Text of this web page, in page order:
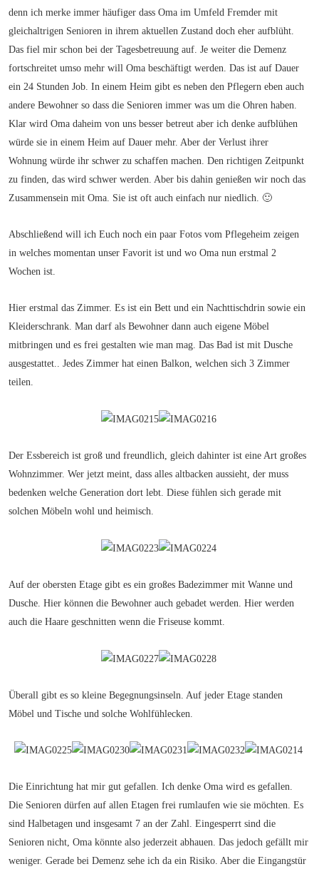
denn ich merke immer häufiger dass Oma im Umfeld Fremder mit
gleichaltrigen Senioren in ihrem aktuellen Zustand doch eher aufblüht.
Das fiel mir schon bei der Tagesbetreuung auf. Je weiter die Demenz
fortschreitet umso mehr will Oma beschäftigt werden. Das ist auf Dauer
ein 24 Stunden Job. In einem Heim gibt es neben den Pflegern eben auch
andere Bewohner so dass die Senioren immer was um die Ohren haben.
Klar wird Oma daheim von uns besser betreut aber ich denke aufblühen
würde sie in einem Heim auf Dauer mehr. Aber der Verlust ihrer
Wohnung würde ihr schwer zu schaffen machen. Den richtigen Zeitpunkt
zu finden, das wird schwer werden. Aber bis dahin genießen wir noch das
Zusammensein mit Oma. Sie ist oft auch einfach nur niedlich. 🙂
Abschließend will ich Euch noch ein paar Fotos vom Pflegeheim zeigen
in welches momentan unser Favorit ist und wo Oma nun erstmal 2
Wochen ist.
Hier erstmal das Zimmer. Es ist ein Bett und ein Nachttischdrin sowie ein
Kleiderschrank. Man darf als Bewohner dann auch eigene Möbel
mitbringen und es frei gestalten wie man mag. Das Bad ist mit Dusche
ausgestattet.. Jedes Zimmer hat einen Balkon, welchen sich 3 Zimmer
teilen.
Der Essbereich ist groß und freundlich, gleich dahinter ist eine Art großes
Wohnzimmer. Wer jetzt meint, dass alles altbacken aussieht, der muss
bedenken welche Generation dort lebt. Diese fühlen sich gerade mit
solchen Möbeln wohl und heimisch.
Auf der obersten Etage gibt es ein großes Badezimmer mit Wanne und
Dusche. Hier können die Bewohner auch gebadet werden. Hier werden
auch die Haare geschnitten wenn die Friseuse kommt.
Überall gibt es so kleine Begegnungsinseln. Auf jeder Etage standen
Möbel und Tische und solche Wohlfühlecken.
Die Einrichtung hat mir gut gefallen. Ich denke Oma wird es gefallen.
Die Senioren dürfen auf allen Etagen frei rumlaufen wie sie möchten. Es
sind Halbetagen und insgesamt 7 an der Zahl. Eingesperrt sind die
Senioren nicht, Oma könnte also jederzeit abhauen. Das jedoch gefällt mir
weniger. Gerade bei Demenz sehe ich da ein Risiko. Aber die Eingangstür